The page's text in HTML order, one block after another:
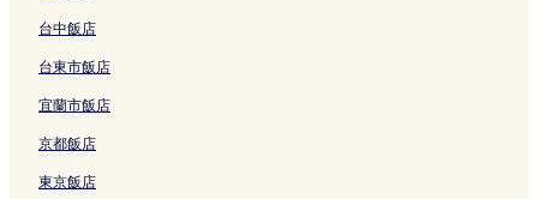
e
的
連
結
的
結
台中飯店
台東市飯店
宜蘭市飯店
京都飯店
東京飯店